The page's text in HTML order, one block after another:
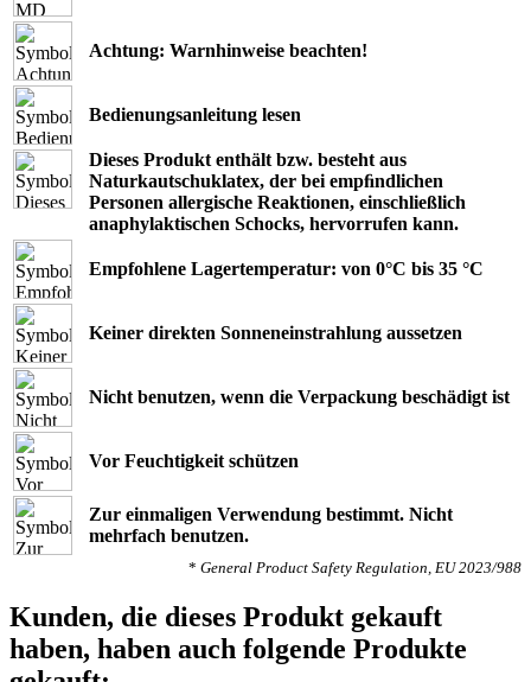
Achtung: Warnhinweise beachten!
Bedienungsanleitung lesen
Dieses Produkt enthält bzw. besteht aus
Naturkautschuklatex, der bei empﬁndlichen
Personen allergische Reaktionen, einschließlich
anaphylaktischen Schocks, hervorrufen kann.
Empfohlene Lagertemperatur: von 0°C bis 35 °C
Keiner direkten Sonneneinstrahlung aussetzen
Nicht benutzen, wenn die Verpackung beschädigt ist
Vor Feuchtigkeit schützen
Zur einmaligen Verwendung bestimmt. Nicht
mehrfach benutzen.
* General Product Safety Regulation, EU 2023/988
Kunden, die dieses Produkt gekauft
haben, haben auch folgende Produkte